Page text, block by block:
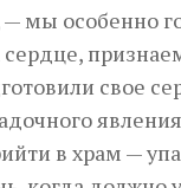
— мы особенно
свое
явления
в храм —